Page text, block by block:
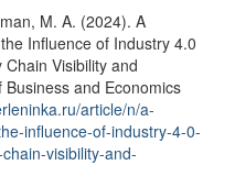
M. A. (2024). A
Influence of Industry 4.0
Visibility and
and Economics
article/n/a-
influence-of-industry-4-0-
visibility-and-